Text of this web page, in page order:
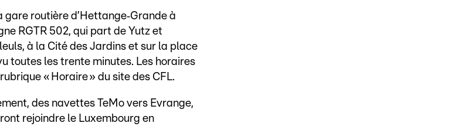
routière d’Hettange‑Grande à
RGTR 502, qui part de Yutz et
à la Cité des Jardins et sur la place
toutes les trente minutes. Les horaires
« Horaire » du site des CFL.
des navettes TeMo vers Evrange,
rejoindre le Luxembourg en